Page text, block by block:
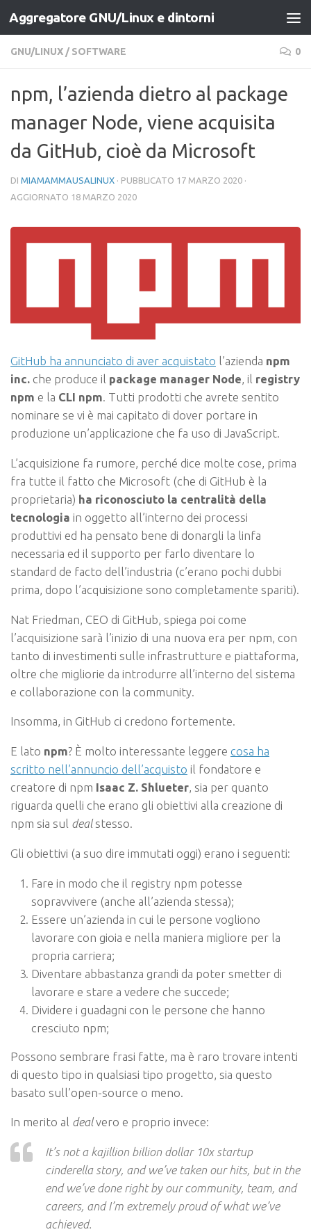
Salta al contenuto
Aggregatore GNU/Linux e dintorni
GNU/LINUX / SOFTWARE 0
npm, l’azienda dietro al package
manager Node, viene acquisita
da GitHub, cioè da Microsoft
DI MIAMAMMAUSALINUX · PUBBLICATO 17 MARZO 2020 ·
AGGIORNATO 18 MARZO 2020
GitHub ha annunciato di aver acquistato l’azienda npm
inc. che produce il package manager Node, il registry
npm e la CLI npm. Tutti prodotti che avrete sentito
nominare se vi è mai capitato di dover portare in
produzione un’applicazione che fa uso di JavaScript.
L’acquisizione fa rumore, perché dice molte cose, prima
fra tutte il fatto che Microsoft (che di GitHub è la
proprietaria) ha riconosciuto la centralità della
tecnologia in oggetto all’interno dei processi
produttivi ed ha pensato bene di donargli la linfa
necessaria ed il supporto per farlo diventare lo
standard de facto dell’industria (c’erano pochi dubbi
prima, dopo l’acquisizione sono completamente spariti).
Nat Friedman, CEO di GitHub, spiega poi come
l’acquisizione sarà l’inizio di una nuova era per npm, con
tanto di investimenti sulle infrastrutture e piattaforma,
oltre che migliorie da introdurre all’interno del sistema
e collaborazione con la community.
Insomma, in GitHub ci credono fortemente.
E lato npm? È molto interessante leggere cosa ha
scritto nell’annuncio dell’acquisto il fondatore e
creatore di npm Isaac Z. Shlueter, sia per quanto
riguarda quelli che erano gli obiettivi alla creazione di
npm sia sul dealstesso.
Gli obiettivi (a suo dire immutati oggi) erano i seguenti:
Fare in modo che il registry npm potesse
sopravvivere (anche all’azienda stessa);
Essere un’azienda in cui le persone vogliono
lavorare con gioia e nella maniera migliore per la
propria carriera;
Diventare abbastanza grandi da poter smetter di
lavorare e stare a vedere che succede;
Dividere i guadagni con le persone che hanno
cresciuto npm;
Possono sembrare frasi fatte, ma è raro trovare intenti
di questo tipo in qualsiasi tipo progetto, sia questo
basato sull’open-source o meno.
In merito al dealvero e proprio invece:
It’s not a kajillion billion dollar 10x startup
cinderella story, and we’ve taken our hits, but in the
end we’ve done right by our community, team, and
careers, and I’m extremely proud of what we’ve
achieved.